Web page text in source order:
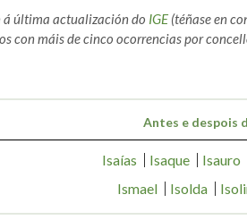
á última actualización do IGE (téñase en
con máis de cinco ocorrencias por
Antes e despois
Isaías Isaque Isauro
Ismael
Isolda